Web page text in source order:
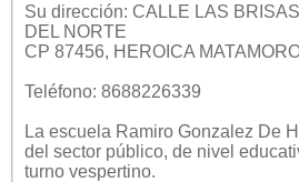
Su dirección: CALLE LAS
DEL NORTE
CP 87456, HEROICA
Teléfono: 8688226339
La escuela Ramiro Gonzalez De
del sector público, de nivel
turno vespertino.